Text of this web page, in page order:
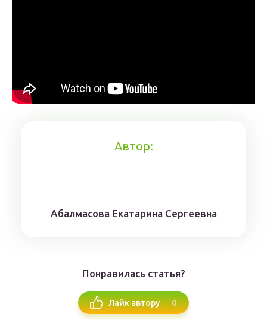
Автор:
Aбaлмaсoвa Eкaтaринa Ceргeeвнa
Понравилась статья?
Лайк автору 0